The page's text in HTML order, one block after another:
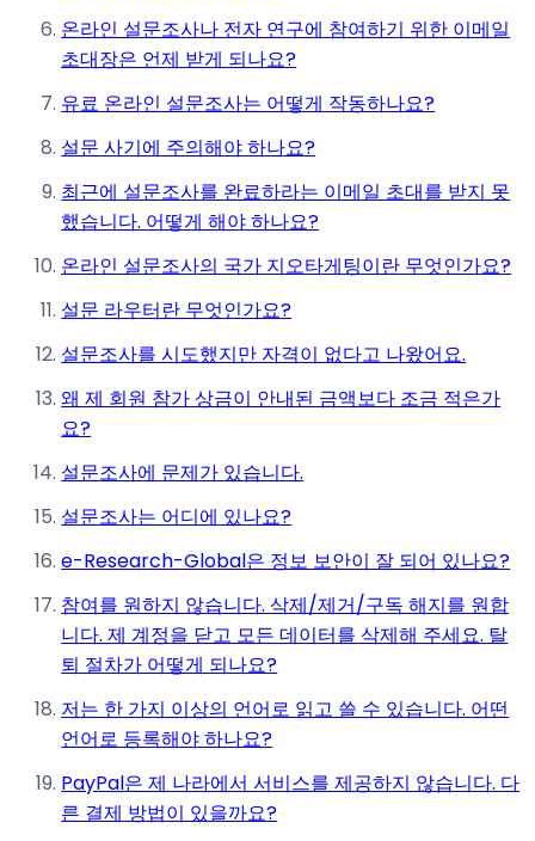
온라인 설문조사나 전자 연구에 참여하기 위한 이메일
초대장은 언제 받게 되나요?
유료 온라인 설문조사는 어떻게 작동하나요?
설문 사기에 주의해야 하나요?
최근에 설문조사를 완료하라는 이메일 초대를 받지 못
했습니다. 어떻게 해야 하나요?
온라인 설문조사의 국가 지오타게팅이란 무엇인가요?
설문 라우터란 무엇인가요?
설문조사를 시도했지만 자격이 없다고 나왔어요.
왜 제 회원 참가 상금이 안내된 금액보다 조금 적은가
요?
설문조사에 문제가 있습니다.
설문조사는 어디에 있나요?
e-Research-Global은 정보 보안이 잘 되어 있나요?
참여를 원하지 않습니다. 삭제/제거/구독 해지를 원합
니다. 제 계정을 닫고 모든 데이터를 삭제해 주세요. 탈
퇴 절차가 어떻게 되나요?
저는 한 가지 이상의 언어로 읽고 쓸 수 있습니다. 어떤
언어로 등록해야 하나요?
PayPal은 제 나라에서 서비스를 제공하지 않습니다. 다
른 결제 방법이 있을까요?